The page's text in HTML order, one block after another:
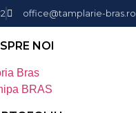
office@tamplarie-bras.ro
NOI
Bras
BRAS